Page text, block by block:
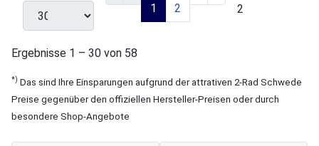
1
2
2
Ergebnisse 1 – 30 von 58
*) Das sind Ihre Einsparungen aufgrund der attrativen 2-Rad Schwede
Preise gegenüber den offiziellen Hersteller-Preisen oder durch
besondere Shop-Angebote